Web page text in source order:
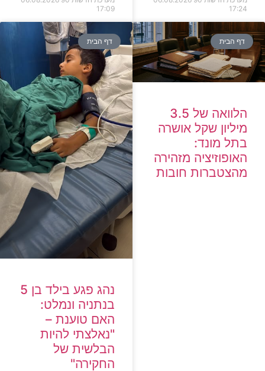
17:24
17:09
דף הבית
הלוואה של 3.5
מיליון שקל אושרה
בתל מונד:
האופוזיציה מזהירה
מהצטברות חובות
דף הבית
נהג פגע בילד בן 5
בנתניה ונמלט:
האם טוענת –
"נאלצתי להיות
הבלשית של
החקירה"